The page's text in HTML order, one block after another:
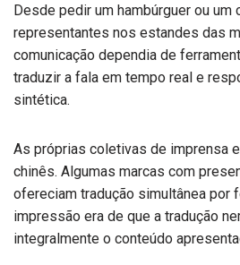
Desde pedir um hambúrguer ou
representantes nos estandes das
comunicação dependia de
traduzir a fala em tempo real e
sintética.
As próprias coletivas de imprensa
chinês. Algumas marcas com
ofereciam tradução simultânea por
impressão era de que a tradução
integralmente o conteúdo